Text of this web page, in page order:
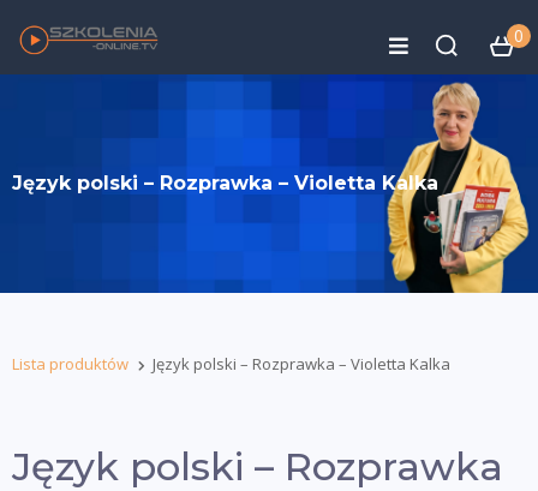
0
Język polski – Rozprawka – Violetta Kalka
Lista produktów Język polski – Rozprawka – Violetta Kalka
Język polski – Rozprawka